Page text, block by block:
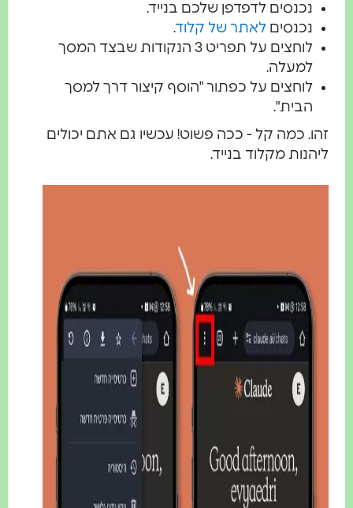
נכנסים לדפדפן שלכם בנייד.
נכנסיםלאתר של קלוד.
לוחצים על תפריט 3 הנקודות שבצד המסך
למעלה.
לוחצים על כפתור "הוסף קיצור דרך למסך
הבית".
זהו. כמה קל - ככה פשוט! עכשיו גם אתם יכולים
ליהנות מקלוד בנייד.